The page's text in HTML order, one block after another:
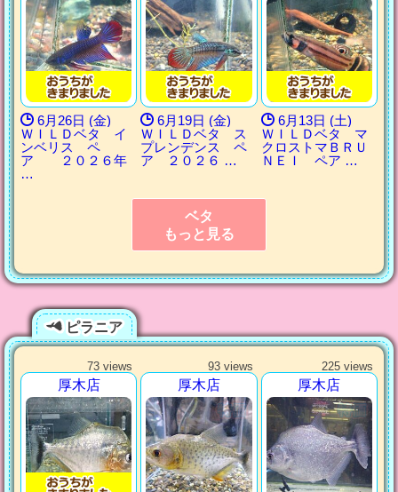
6月26日 (金)
ＷＩＬＤベタ イ
ンベリス ペ
ア ２０２６年
…
6月19日 (金)
ＷＩＬＤベタ ス
プレンデンス ペ
ア ２０２６ …
6月13日 (土)
ＷＩＬＤベタ マ
クロストマＢＲＵ
ＮＥＩ ペア …
ベタ
もっと見る
ピラニア
73 views
厚木店
93 views
厚木店
225 views
厚木店